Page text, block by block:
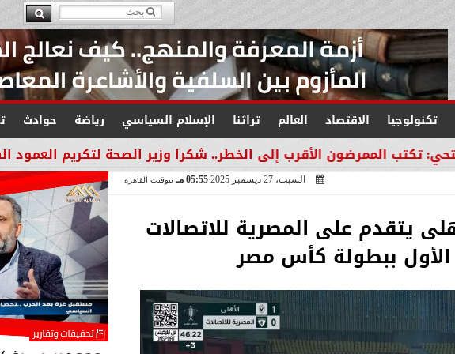
تكنولوجيا الاقتصاد العالم تراثنا الإسلام السياسي رياضة حوادث
الأقرب إلى الخطر.. شكرا وزير الصحة لتكريم العمود الفقري
السبت، 27 ديسمبر 2025 05:55 مـ بتوقيت القاهرة
يتقدم على المصرية للاتصالات
ببطولة كأس مصر